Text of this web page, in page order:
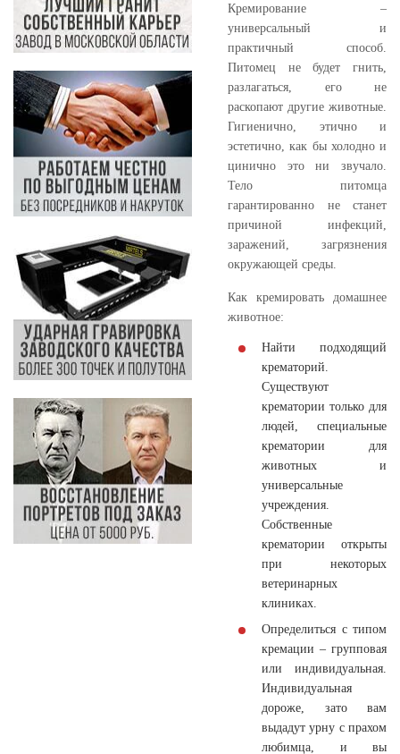
Кремирование –
универсальный и
практичный способ.
Питомец не будет гнить,
разлагаться, его не
раскопают другие животные.
Гигиенично, этично и
эстетично, как бы холодно и
цинично это ни звучало.
Тело питомца
гарантированно не станет
причиной инфекций,
заражений, загрязнения
окружающей среды.
Как кремировать домашнее
животное:
Найти подходящий
крематорий.
Существуют
крематории только для
людей, специальные
крематории для
животных и
универсальные
учреждения.
Собственные
крематории открыты
при некоторых
ветеринарных
клиниках.
Определиться с типом
кремации – групповая
или индивидуальная.
Индивидуальная
дороже, зато вам
выдадут урну с прахом
любимца, и вы